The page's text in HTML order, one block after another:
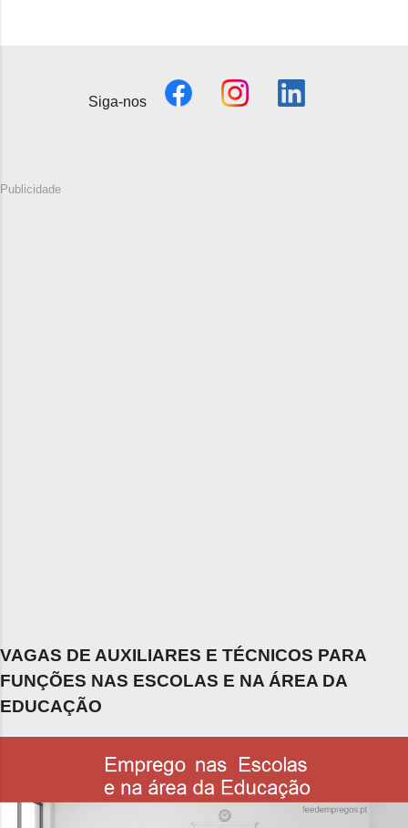
Siga-nos
Publicidade
VAGAS DE AUXILIARES E TÉCNICOS PARA
FUNÇÕES NAS ESCOLAS E NA ÁREA DA
EDUCAÇÃO